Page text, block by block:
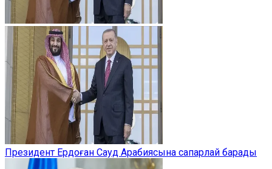
Президент Ердоған Сауд Арабиясына сапарлай барады